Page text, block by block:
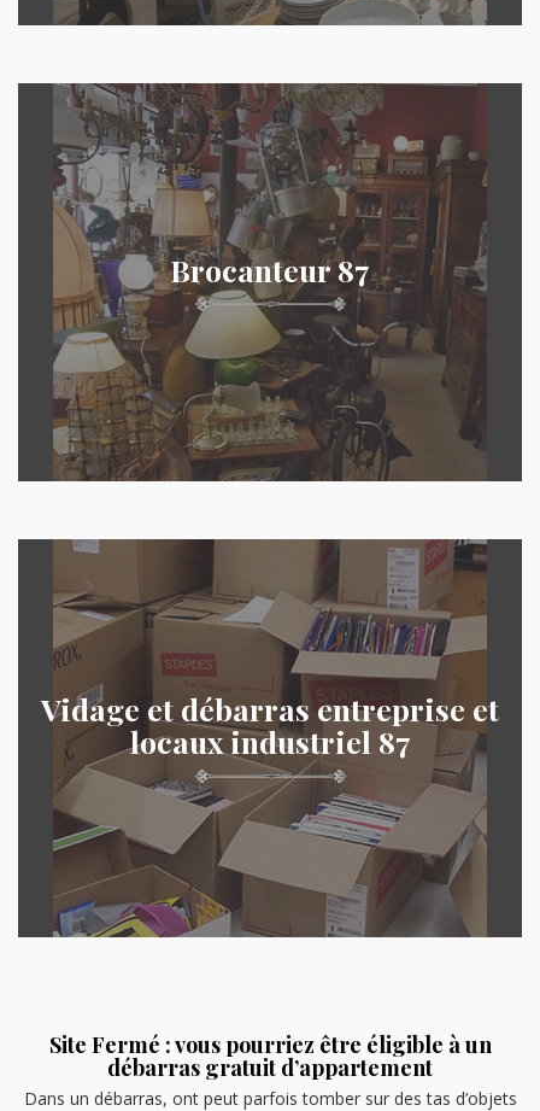
Brocanteur 87
Vidage et débarras entreprise et
locaux industriel 87
Site Fermé : vous pourriez être éligible à un
débarras gratuit d’appartement
Dans un débarras, ont peut parfois tomber sur des tas d’objets